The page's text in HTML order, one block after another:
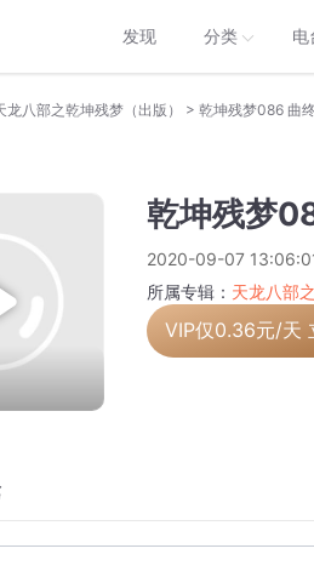
发现 分类 电
龙八部之乾坤残梦（出版） > 乾坤残梦086 曲
乾坤残梦
2020-09-07
所属专辑： 天龙八部
VIP仅0.36元/天